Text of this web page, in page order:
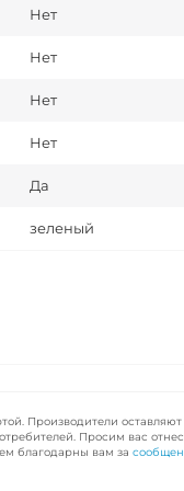
Нет
Нет
Нет
Нет
Да
зеленый
Производители
Просим вас
благодарны вам за